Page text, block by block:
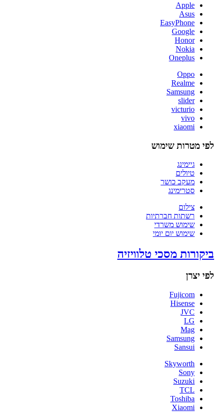
Apple
Asus
EasyPhone
Google
Honor
Nokia
Oneplus
Oppo
Realme
Samsung
slider
victurio
vivo
xiaomi
לפי מטרות שימוש
גיימינג
טיולים
מעקב כושר
סטרימינג
צילום
רשתות חברתיות
שימוש משרדי
שימוש יום יומי
ביקורות מסכי טלוויזיה
לפי יצרן
Fujicom
Hisense
JVC
LG
Mag
Samsung
Sansui
Skyworth
Sony
Suzuki
TCL
Toshiba
Xiaomi